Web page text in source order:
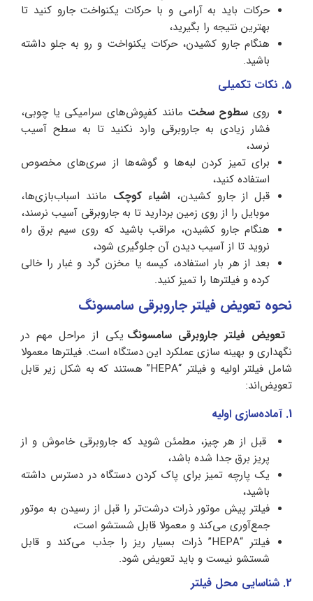
حرکات باید به آرامی و با حرکات یکنواخت جارو کنید تا
بهترین نتیجه را بگیرید،
هنگام جارو کشیدن، حرکات یکنواخت و رو به جلو داشته
باشید.
‌5. نکات تکمیلی
روی سطوح سخت مانند کفپوش‌های سرامیکی یا چوبی،
فشار زیادی به جاروبرقی وارد نکنید تا به سطح آسیب
نرسد،
برای تمیز کردن لبه‌ها و گوشه‌ها از سری‌های مخصوص
استفاده کنید،
قبل از جارو کشیدن، اشیاء کوچک مانند اسباب‌بازی‌ها،
موبایل را از روی زمین بردارید تا به جاروبرقی آسیب نرسند،
هنگام جارو کشیدن، مراقب باشید که روی سیم برق راه
نروید تا از آسیب دیدن آن جلوگیری شود،
بعد از هر بار استفاده، کیسه یا مخزن گرد و غبار را خالی
کرده و فیلترها را تمیز کنید.
نحوه تعویض فیلتر جاروبرقی سامسونگ
تعویض فیلتر جاروبرقی سامسونگ یکی از مراحل مهم در
نگهداری و بهینه‌ سازی عملکرد این دستگاه است. فیلترها معمولا
شامل فیلتر اولیه و فیلتر “HEPA” هستند که به شکل زیر قابل
تعویض‌اند:
1. آماده‌سازی اولیه
قبل از هر چیز، مطمئن شوید که جاروبرقی خاموش و از
پریز برق جدا شده باشد،
یک پارچه تمیز برای پاک کردن دستگاه در دسترس داشته
باشید،
فیلتر پیش‌ موتور ذرات درشت‌‌تر را قبل از رسیدن به موتور
جمع‌آوری می‌کند و معمولا قابل شستشو است،
فیلتر “HEPA” ذرات بسیار ریز را جذب می‌کند و قابل
شستشو نیست و باید تعویض شود.
2. شناسایی محل فیلتر